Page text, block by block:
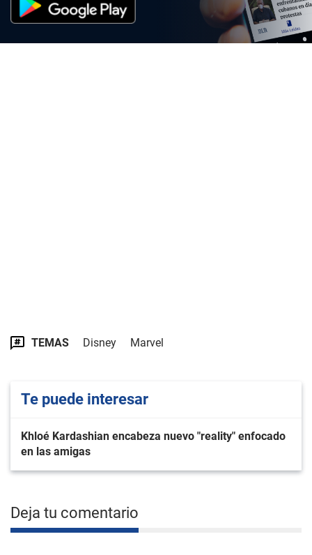
TEMAS Disney Marvel
Te puede interesar
Khloé Kardashian encabeza nuevo "reality" enfocado
en las amigas
Deja tu comentario